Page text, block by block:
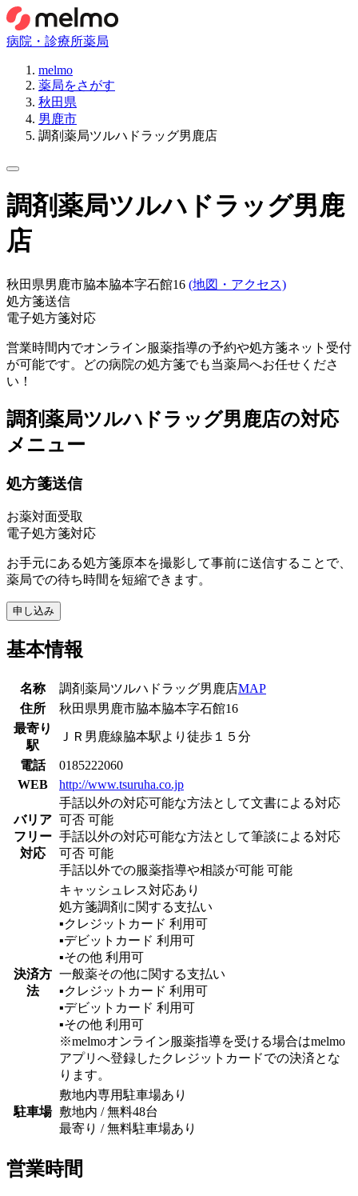
病院・診療所薬局
melmo
薬局をさがす
秋田県
男鹿市
調剤薬局ツルハドラッグ男鹿店
調剤薬局ツルハドラッグ男鹿
店
秋田県男鹿市脇本脇本字石館16 (地図・アクセス)
処方箋送信
電子処方箋対応
営業時間内でオンライン服薬指導の予約や処方箋ネット受付
が可能です。どの病院の処方箋でも当薬局へお任せくださ
い！
調剤薬局ツルハドラッグ男鹿店の対応
メニュー
処方箋送信
お薬対面受取
電子処方箋対応
お手元にある処方箋原本を撮影して事前に送信することで、
薬局での待ち時間を短縮できます。
申し込み
基本情報
名称 調剤薬局ツルハドラッグ男鹿店MAP
住所
秋田県男鹿市脇本脇本字石館16
最寄り
駅
ＪＲ男鹿線脇本駅より徒歩１５分
電話
0185222060
WEB
http://www.tsuruha.co.jp
バリア
フリー
対応
手話以外の対応可能な方法として文書による対応
可否 可能
手話以外の対応可能な方法として筆談による対応
可否 可能
手話以外での服薬指導や相談が可能 可能
決済方
法
キャッシュレス対応あり
処方箋調剤に関する支払い
▪︎クレジットカード 利用可
▪︎デビットカード 利用可
▪︎その他 利用可
一般薬その他に関する支払い
▪︎クレジットカード 利用可
▪︎デビットカード 利用可
▪︎その他 利用可
※melmoオンライン服薬指導を受ける場合はmelmo
アプリへ登録したクレジットカードでの決済とな
ります。
駐車場
敷地内専用駐車場あり
敷地内 / 無料48台
最寄り / 無料駐車場あり
営業時間